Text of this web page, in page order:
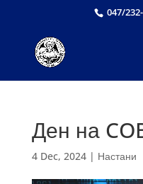
047/
Ден на
4 Dec, 2024| Настани